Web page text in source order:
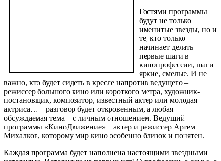
Гостями программы
будут не только
именитые звезды, но и
те, кто только
начинает делать
первые шаги в
кинопрофессии, шаги
яркие, смелые. И не
важно, кто будет сидеть в кресле напротив ведущего –
режиссер большого кино или короткого метра, художник-
постановщик, композитор, известный актер или молодая
актриса… – разговор будет откровенным, а любая
обсуждаемая тема – с личным отношением. Ведущий
программы «КиноДвижение» – актер и режиссер Артем
Михалков, которому мир кино особенно близок и понятен.
Каждая программа будет наполнена настоящими звездными